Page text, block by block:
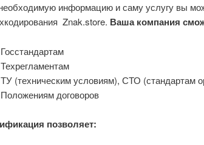
информацию и саму услугу вы
Znak.store. Ваша компания
Госстандартам
Техрегламентам
ТУ (техническим условиям), СТО (стандартам
Положениям договоров
позволяет: